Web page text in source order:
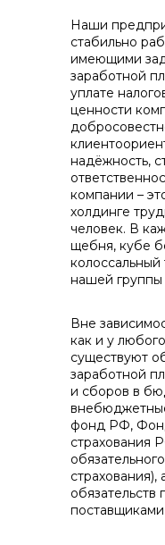
+7 (423)
Наши
стабильно
имеющими
заработной
уплате
ценности
надёжность,
компании –
холдинге
человек. В
щебня, кубе
колоссальный
нашей группы
Вне
как и у
существуют
заработной
и сборов в
фонд РФ,
страхования